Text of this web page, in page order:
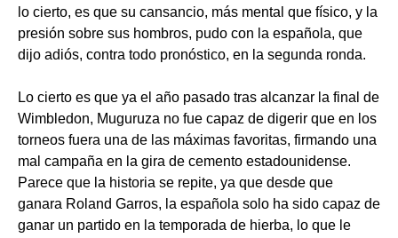
lo cierto, es que su cansancio, más mental que físico, y la
presión sobre sus hombros, pudo con la española, que
dijo adiós, contra todo pronóstico, en la segunda ronda.
Lo cierto es que ya el año pasado tras alcanzar la final de
Wimbledon, Muguruza no fue capaz de digerir que en los
torneos fuera una de las máximas favoritas, firmando una
mal campaña en la gira de cemento estadounidense.
Parece que la historia se repite, ya que desde que
ganara Roland Garros, la española solo ha sido capaz de
ganar un partido en la temporada de hierba, lo que le